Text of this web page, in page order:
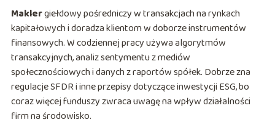
Maklergiełdowy pośredniczy w transakcjach na rynkach
kapitałowych i doradza klientom w doborze instrumentów
finansowych. W codziennej pracy używa algorytmów
transakcyjnych, analiz sentymentu z mediów
społecznościowych i danych z raportów spółek. Dobrze zna
regulacje SFDR i inne przepisy dotyczące inwestycji ESG, bo
coraz więcej funduszy zwraca uwagę na wpływ działalności
firm na środowisko.